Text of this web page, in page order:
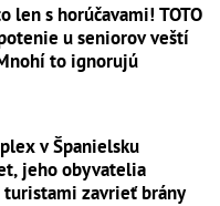
len s horúčavami! TOTO
u seniorov veští
to ignorujú
v Španielsku
jeho obyvatelia
zavrieť brány